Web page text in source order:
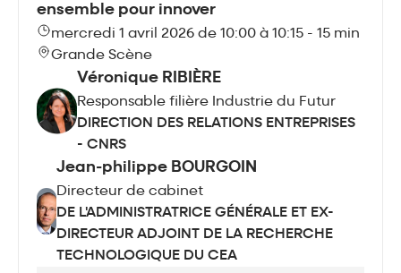
ensemble pour innover
mercredi 1 avril 2026 de 10:00 à 10:15 - 15 min
Grande Scène
Véronique RIBIÈRE
Responsable filière Industrie du Futur
DIRECTION DES RELATIONS ENTREPRISES
- CNRS
Jean-philippe BOURGOIN
Directeur de cabinet
DE L'ADMINISTRATRICE GÉNÉRALE ET EX-
DIRECTEUR ADJOINT DE LA RECHERCHE
TECHNOLOGIQUE DU CEA